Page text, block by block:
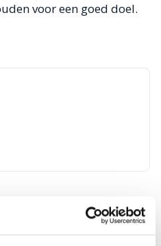
voor een goed doel.